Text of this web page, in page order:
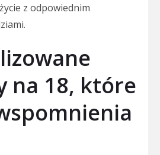
z odpowiednim
na 18, które